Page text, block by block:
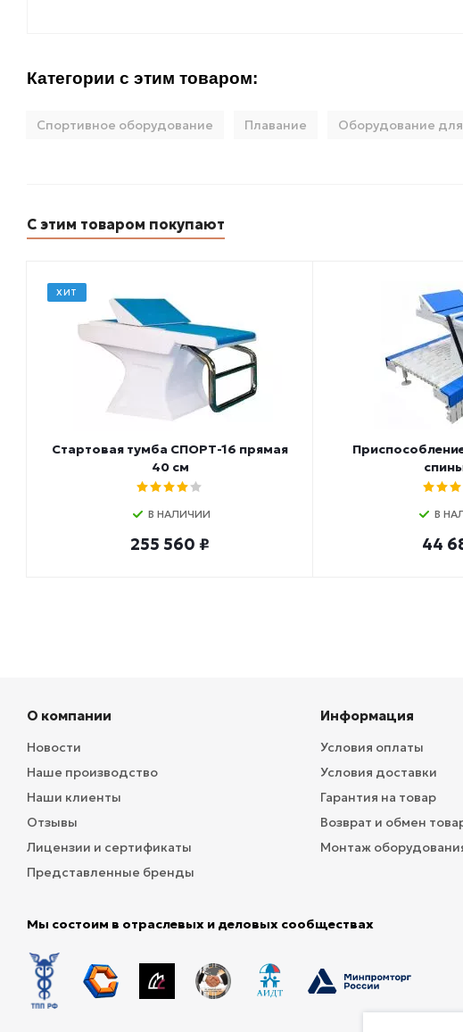
Категории с этим товаром:
Спортивное оборудование Плавание Оборудование
С этим товаром покупают
ХИТ
Стартовая тумба СПОРТ-16 прямая
40 см
В НАЛИЧИИ
255 560 ₽
В
44
О компании
Новости
Наше производство
Наши клиенты
Отзывы
Лицензии и сертификаты
Представленные бренды
Информация
Условия оплаты
Условия доставки
Гарантия на товар
Возврат и обмен
Монтаж
Мы состоим в отраслевых и деловых сообществах